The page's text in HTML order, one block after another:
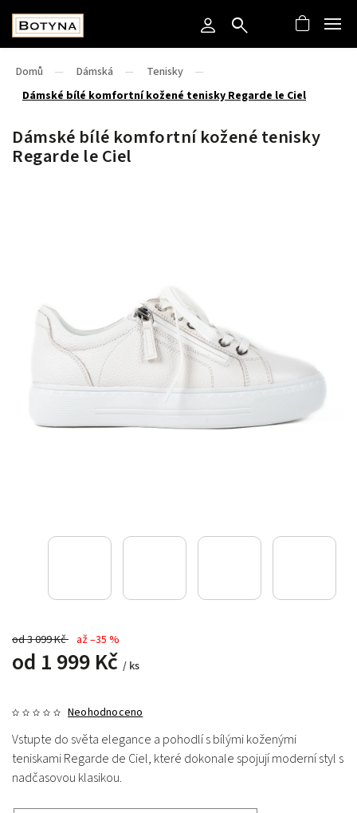
Domů / Dámská / Tenisky
/
Dámské bílé komfortní kožené tenisky Regarde le Ciel
Dámské bílé komfortní kožené tenisky
Regarde le Ciel
od 3 099 Kč až –35 %
od 1 999 Kč / ks
Neohodnoceno
Vstupte do světa elegance a pohodlí s bílými koženými
teniskamiRegarde de Ciel, které dokonale spojují moderní styl s
nadčasovou klasikou.